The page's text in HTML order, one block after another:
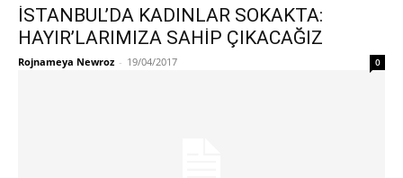
İSTANBUL’DA KADINLAR SOKAKTA:
HAYIR’LARIMIZA SAHİP ÇIKACAĞIZ
Rojnameya Newroz - 19/04/2017 0